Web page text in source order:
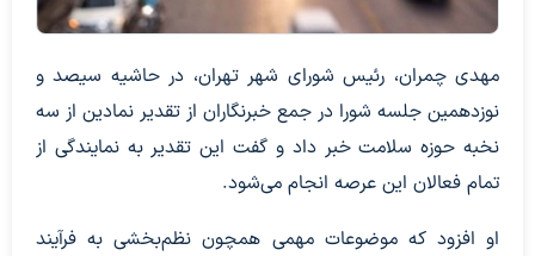
مهدی چمران، رئیس شورای شهر تهران، در حاشیه سیصد و
نوزدهمین جلسه شورا در جمع خبرنگاران از تقدیر نمادین از سه
نخبه حوزه سلامت خبر داد و گفت این تقدیر به نمایندگی از
تمام فعالان این عرصه انجام می‌شود.
او افزود که موضوعات مهمی همچون نظم‌بخشی به فرآیند